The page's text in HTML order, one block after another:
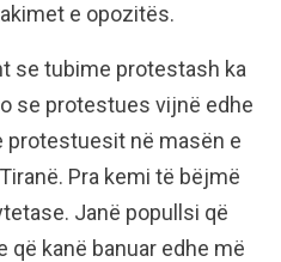
e opozitës.
se tubime protestash ka
se protestues vijnë edhe
protestuesit në masën e
Pra kemi të bëjmë
Janë popullsi që
që kanë banuar edhe më